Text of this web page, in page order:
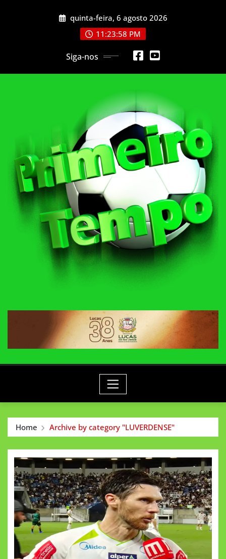
quinta-feira, 6 agosto 2026
11:23:59 PM
Siga-nos
Home Archive by category "LUVERDENSE"